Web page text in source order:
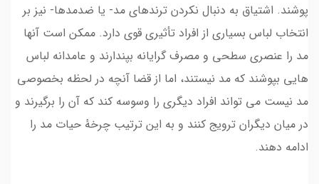
پوشند. اشتیاق به دنبال نکردن ترندهای مد- یا ضدمدها- نیز بر
انتخاب لباس بسیاری از افراد تأثیری قوی دارد. ممکن است آنها
مد را عنصری سطحی و مصرف گرایانه بپندارند و عامدانه لباس
هایی بپوشند که مد نیستند، اما از قضا آنچه در لحظه بخصوصی
مد نیست می تواند افراد دیگری را وسوسه کند که آن را برگیرند و
در میان دیگران ترویج کنند و به این ترتیب چرخهٔ حیات مد را
ادامه دهند.